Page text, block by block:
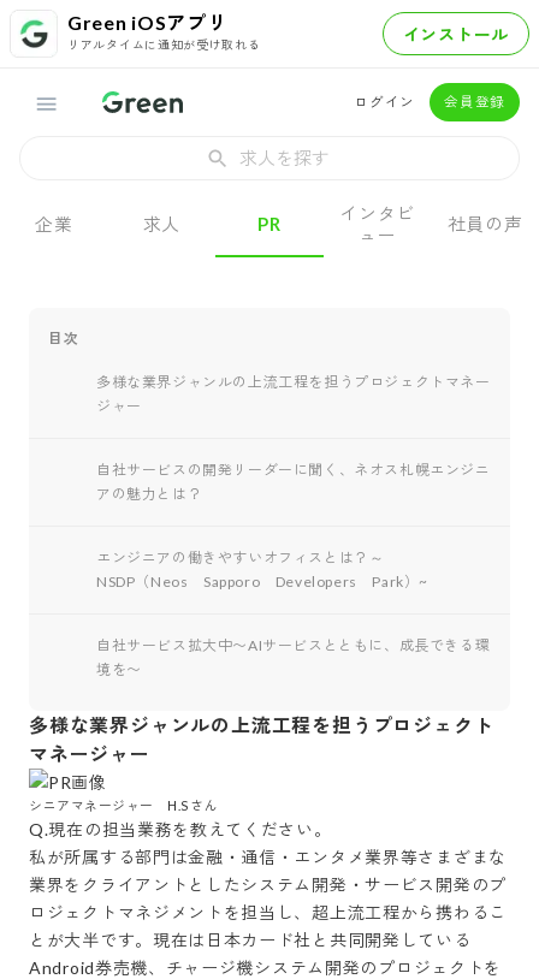
Green iOSアプリ
リアルタイムに通知が受け取れる インストール
ログイン 会員登録
求人を探す
企業 求人 PR
インタビ
ュー
社員の声
目次
多様な業界ジャンルの上流工程を担うプロジェクトマネー
ジャー
自社サービスの開発リーダーに聞く、ネオス札幌エンジニ
アの魅力とは？
エンジニアの働きやすいオフィスとは？～
NSDP（Neos Sapporo Developers Park）~
自社サービス拡大中〜AIサービスとともに、成長できる環
境を〜
多様な業界ジャンルの上流工程を担うプロジェクト
マネージャー
シニアマネージャー　H.Sさん
Q.現在の担当業務を教えてください。
私が所属する部門は金融・通信・エンタメ業界等さまざまな
業界をクライアントとしたシステム開発・サービス開発のプ
ロジェクトマネジメントを担当し、超上流工程から携わるこ
とが大半です。現在は日本カード社と共同開発している
Android券売機、チャージ機システム開発のプロジェクトを